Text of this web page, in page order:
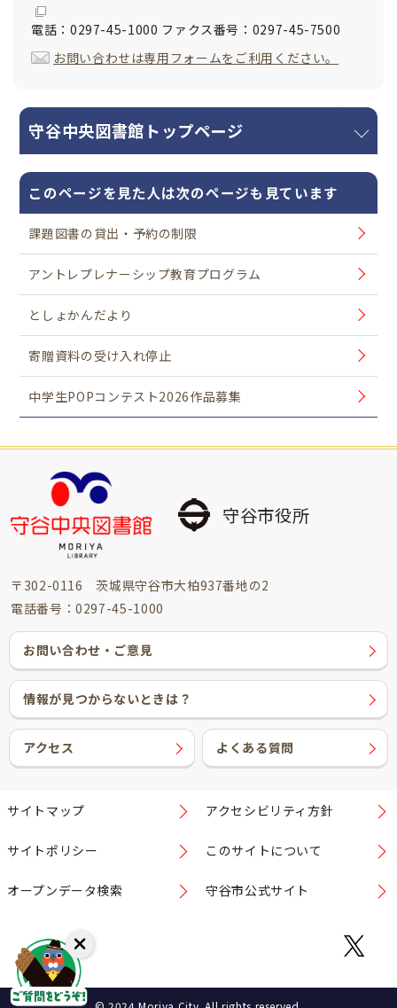
電話：0297-45-1000 ファクス番号：0297-45-7500
お問い合わせは専用フォームをご利用ください。
守谷中央図書館トップページ
このページを見た人は次のページも見ています
課題図書の貸出・予約の制限
アントレプレナーシップ教育プログラム
としょかんだより
寄贈資料の受け入れ停止
中学生POPコンテスト2026作品募集
守谷市役所
〒302-0116 茨城県守谷市大柏937番地の2
電話番号：0297-45-1000
お問い合わせ・ご意見
情報が見つからないときは？
アクセス よくある質問
サイトマップ アクセシビリティ方針
サイトポリシー このサイトについて
オープンデータ検索 守谷市公式サイト